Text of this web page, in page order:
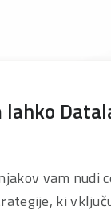
lahko
vam nudi
ki